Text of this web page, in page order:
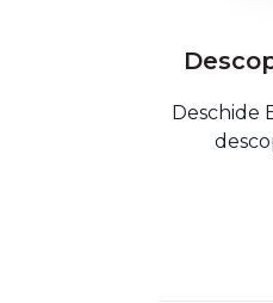
Deschide